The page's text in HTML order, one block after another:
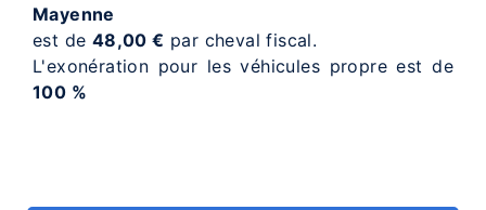
Mayenne
est de 48,00 € par cheval fiscal.
L'exonération pour les véhicules propre est de
100 %